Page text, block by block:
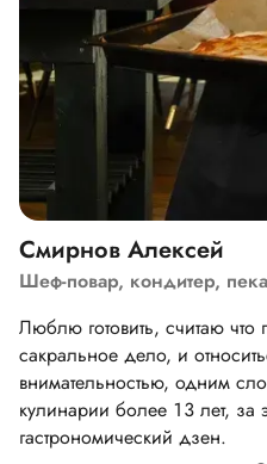
Смирнов Алексей
Шеф-повар, кондитер,
Люблю готовить, считаю что
сакральное дело, и
внимательностью, одним
кулинарии более 13 лет, за
гастрономический дзен.